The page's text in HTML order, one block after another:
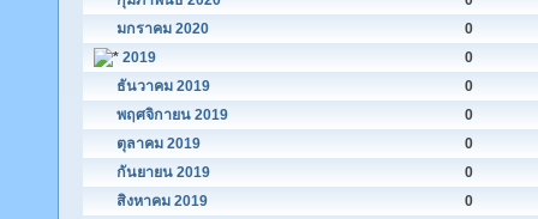
มกราคม 2020
0
2019
0
ธันวาคม 2019
0
พฤศจิกายน 2019
0
ตุลาคม 2019
0
กันยายน 2019
0
สิงหาคม 2019
0